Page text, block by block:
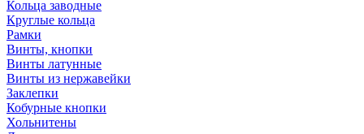
Кольца заводные
Круглые кольца
Рамки
Винты, кнопки
Винты латунные
Винты из нержавейки
Заклепки
Кобурные кнопки
Хольнитены